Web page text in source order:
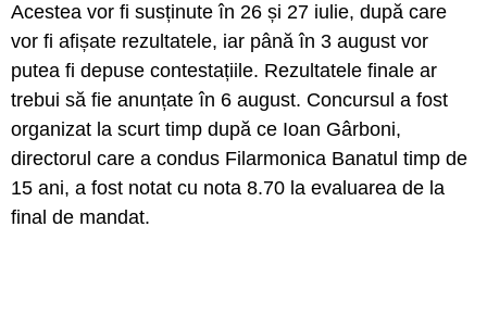
Acestea vor fi susținute în 26 și 27 iulie, după care
vor fi afișate rezultatele, iar până în 3 august vor
putea fi depuse contestațiile. Rezultatele finale ar
trebui să fie anunțate în 6 august. Concursul a fost
organizat la scurt timp după ce Ioan Gârboni,
directorul care a condus Filarmonica Banatul timp de
15 ani, a fost notat cu nota 8.70 la evaluarea de la
final de mandat.